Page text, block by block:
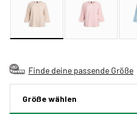
Finde deine passende Größe
Größe wählen